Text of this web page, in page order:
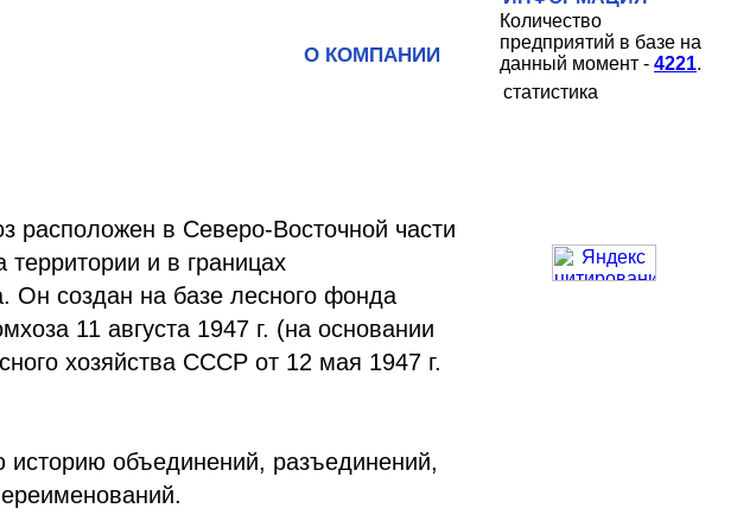
О КОМПАНИИ
расположен в Северо-Восточной части
территории и в границах
Он создан на базе лесного фонда
11 августа 1947 г. (на основании
хозяйства СССР от 12 мая 1947 г.
объединений, разъединений,
Количество
предприятий в базе на
данный момент - 4221.
статистика